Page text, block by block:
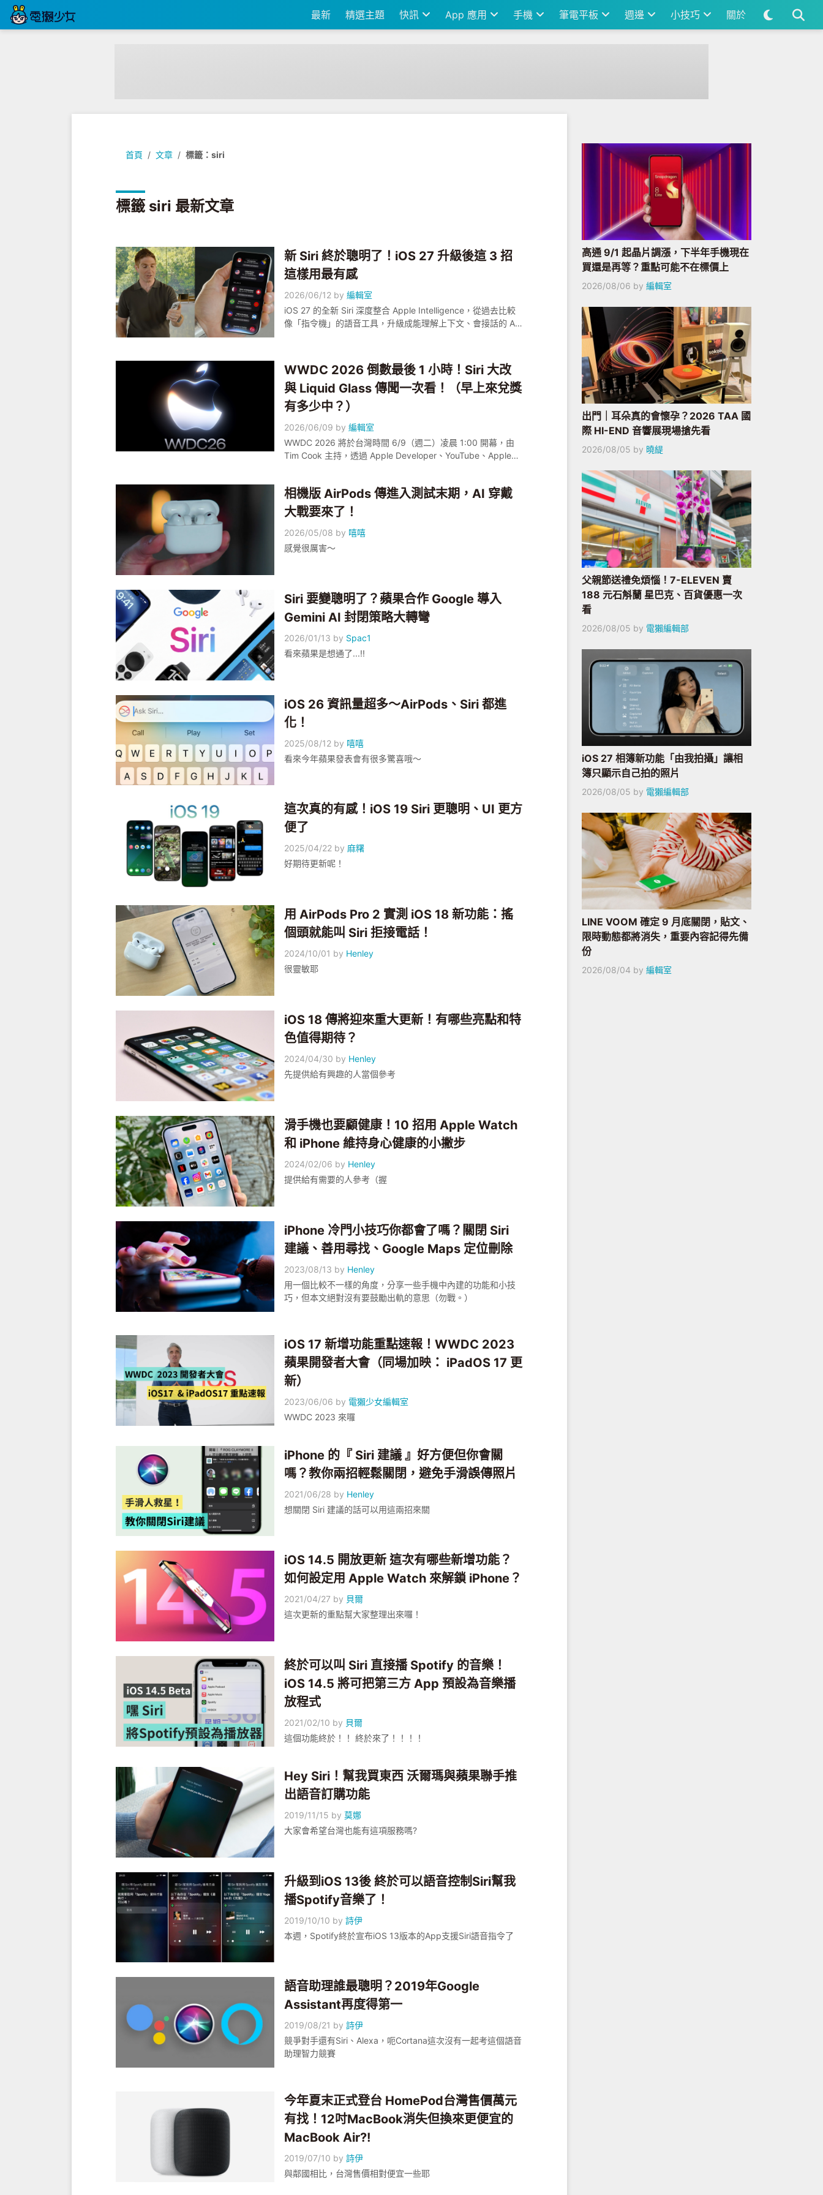
最新 精選主題 快訊 App 應用 手機 筆電平板 週邊 小技巧 關於
首頁 文章 標籤：siri
標籤 siri 最新文章
新 Siri 終於聰明了！iOS 27 升級後這 3 招
這樣用最有感
2026/06/12 by編輯室
iOS 27 的全新 Siri 深度整合 Apple Intelligence，從過去比較
像「指令機」的語音工具，升級成能理解上下文、會接話的 AI
龍式連續對話、幫你讀訊息並口述回覆、看著照片或螢幕找資
訊。目前新 Siri 還在 Developer Beta 階段，正式版預計秋季推
出，功能仍以 Apple 官方公告為準
WWDC 2026 倒數最後 1 小時！Siri 大改
與 Liquid Glass 傳聞一次看！（早上來兌獎
有多少中？）
2026/06/09 by編輯室
WWDC 2026 將於台灣時間 6/9（週二）凌晨 1:00 開幕，由
Tim Cook 主持，透過 Apple Developer、YouTube、Apple
命名延續、傳聞中的 Liquid Glass 全新 UI 視覺設計，以及
Apple Intelligence 一年來補完功能的舞台。小編幫大家把目前
外媒爆料整理在這篇，凌晨可以邊看邊對照。
相機版 AirPods 傳進入測試末期，AI 穿戴
大戰要來了！
2026/05/08 by 嘻嘻
感覺很厲害～
Siri 要變聰明了？蘋果合作 Google 導入
Gemini AI 封閉策略大轉彎
2026/01/13 by Spac1
看來蘋果是想通了...!!
iOS 26 資訊量超多～AirPods、Siri 都進
化！
2025/08/12 by 嘻嘻
看來今年蘋果發表會有很多驚喜哦～
這次真的有感！iOS 19 Siri 更聰明、UI 更方
便了
2025/04/22 by 麻糬
好期待更新呢！
用 AirPods Pro 2 實測 iOS 18 新功能：搖
個頭就能叫 Siri 拒接電話！
2024/10/01 by Henley
很靈敏耶
iOS 18 傳將迎來重大更新！有哪些亮點和特
色值得期待？
2024/04/30 by Henley
先提供給有興趣的人當個參考
滑手機也要顧健康！10 招用 Apple Watch
和 iPhone 維持身心健康的小撇步
2024/02/06 by Henley
提供給有需要的人參考（握
iPhone 冷門小技巧你都會了嗎？關閉 Siri
建議、善用尋找、Google Maps 定位刪除
2023/08/13 by Henley
用一個比較不一樣的角度，分享一些手機中內建的功能和小技
巧，但本文絕對沒有要鼓勵出軌的意思（勿戰。）
iOS 17 新增功能重點速報！WWDC 2023
蘋果開發者大會（同場加映： iPadOS 17 更
新）
2023/06/06 by 電獺少女編輯室
WWDC 2023 來囉
iPhone 的『 Siri 建議 』好方便但你會關
嗎？教你兩招輕鬆關閉，避免手滑誤傳照片
2021/06/28 by Henley
想關閉 Siri 建議的話可以用這兩招來關
iOS 14.5 開放更新 這次有哪些新增功能？
如何設定用 Apple Watch 來解鎖 iPhone？
2021/04/27 by 貝爾
這次更新的重點幫大家整理出來囉！
終於可以叫 Siri 直接播 Spotify 的音樂！
iOS 14.5 將可把第三方 App 預設為音樂播
放程式
2021/02/10 by 貝爾
這個功能終於！！ 終於來了！！！！
Hey Siri！幫我買東西 沃爾瑪與蘋果聯手推
出語音訂購功能
2019/11/15 by莫娜
大家會希望台灣也能有這項服務嗎?
升級到iOS 13後 終於可以語音控制Siri幫我
播Spotify音樂了！
2019/10/10 by詩伊
本週，Spotify終於宣布iOS 13版本的App支援Siri語音指令了
語音助理誰最聰明？2019年Google
Assistant再度得第一
2019/08/21 by詩伊
競爭對手還有Siri、Alexa，呃Cortana這次沒有一起考這個語音
助理智力競賽
今年夏末正式登台 HomePod台灣售價萬元
有找！12吋MacBook消失但換來更便宜的
MacBook Air?!
2019/07/10 by詩伊
與鄰國相比，台灣售價相對便宜一些耶
高通 9/1 起晶片調漲，下半年手機現在
買還是再等？重點可能不在標價上
2026/08/06 by 編輯室
出門｜耳朵真的會懷孕？2026 TAA 國
際 HI-END 音響展現場搶先看
2026/08/05 by 曉緹
父親節送禮免煩惱！7-ELEVEN 賣
188 元石斛蘭 星巴克、百貨優惠一次
看
2026/08/05 by 電獺編輯部
iOS 27 相簿新功能「由我拍攝」讓相
簿只顯示自己拍的照片
2026/08/05 by 電獺編輯部
LINE VOOM 確定 9 月底關閉，貼文、
限時動態都將消失，重要內容記得先備
份
2026/08/04 by 編輯室